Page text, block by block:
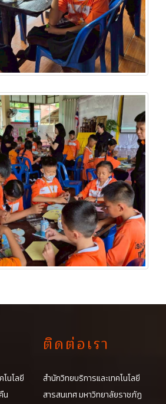
นโลยี
น
ติดต่อเรา
สำนักวิทยบริการและเทคโนโลยี
สารสนเทศ มหาวิทยาลัยราชภัฏ